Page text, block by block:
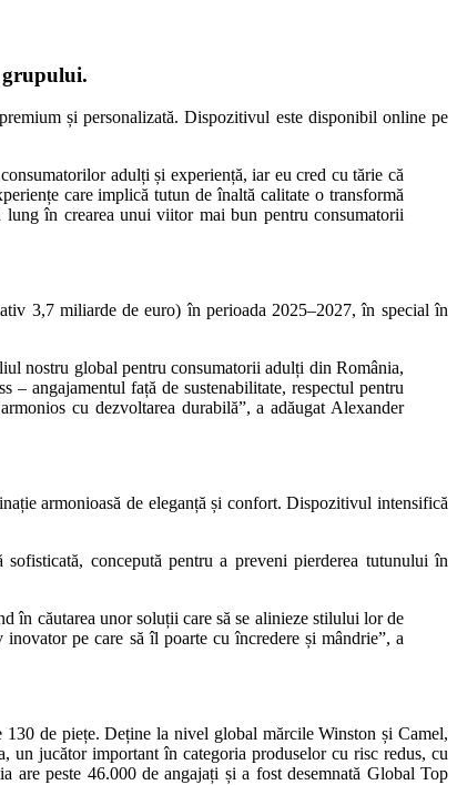
și personalizată. Dispozitivul este disponibil online pe
adulți și experiență, iar eu cred cu tărie că
care implică tutun de înaltă calitate o transformă
în crearea unui viitor mai bun pentru consumatorii
3,7 miliarde de euro) în perioada 2025–2027, în special în
nostru global pentru consumatorii adulți din România,
– angajamentul față de sustenabilitate, respectul pentru
cu dezvoltarea durabilă”, a adăugat Alexander
armonioasă de eleganță și confort. Dispozitivul intensifică
concepută pentru a preveni pierderea tutunului în
în căutarea unor soluții care să se alinieze stilului lor de
pe care să îl poarte cu încredere și mândrie”, a
de piețe. Deține la nivel global mărcile Winston și Camel,
jucător important în categoria produselor cu risc redus, cu
peste 46.000 de angajați și a fost desemnată Global Top